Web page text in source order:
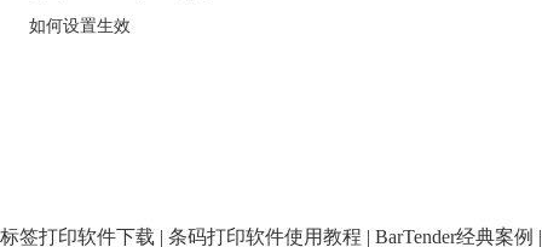
向设置为纵向；
如何设置生效
标签打印软件下载 | 条码打印软件使用教程 | BarTender经典案例 |